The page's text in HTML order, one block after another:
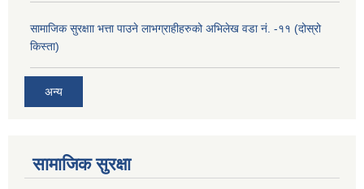
सामाजिक सुरक्षाा भत्ता पाउने लाभग्राहीहरुको अभिलेख वडा नं. -११ (दोस्रो
किस्ता)
अन्य
सामाजिक सुरक्षा